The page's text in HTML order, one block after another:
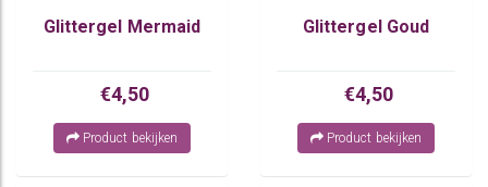
Glittergel Mermaid
€4,50
Product bekijken
Glittergel Goud
€4,50
Product bekijken